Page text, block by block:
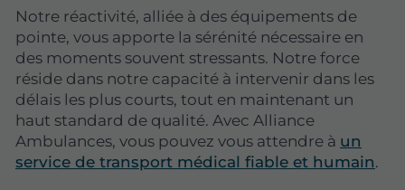
Notre réactivité, alliée à des équipements de
pointe, vous apporte la sérénité nécessaire en
des moments souvent stressants. Notre force
réside dans notre capacité à intervenir dans les
délais les plus courts, tout en maintenant un
haut standard de qualité. Avec Alliance
Ambulances, vous pouvez vous attendre à un
service de transport médical fiable et humain.